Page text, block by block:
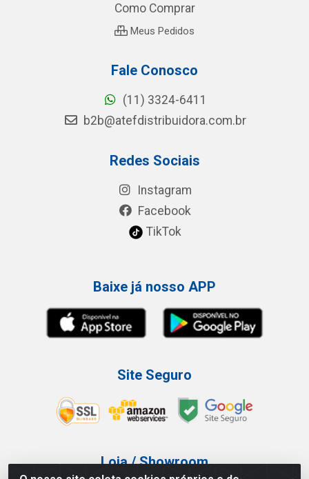
Como Comprar
Meus Pedidos
Fale Conosco
(11) 3324-6411
b2b@atefdistribuidora.com.br
Redes Sociais
Instagram
Facebook
TikTok
Baixe já nosso APP
Site Seguro
Loja / Showroom